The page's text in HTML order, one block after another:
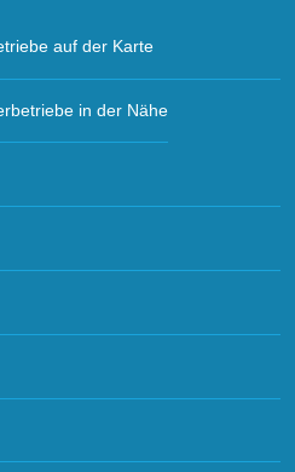
auf der Karte
in der Nähe